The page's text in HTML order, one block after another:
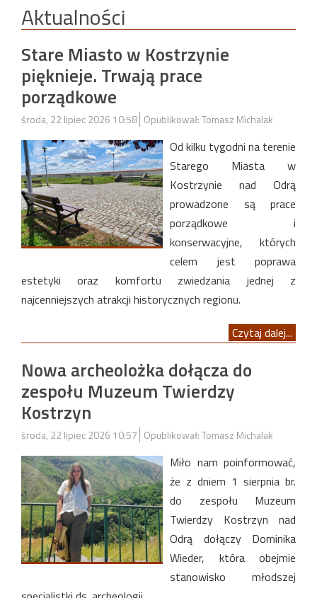
Aktualności
Stare Miasto w Kostrzynie
pięknieje. Trwają prace
porządkowe
środa, 22 lipiec 2026 10:58 Opublikował: Tomasz Michalak
Od kilku tygodni na terenie
Starego Miasta w
Kostrzynie nad Odrą
prowadzone są prace
porządkowe i
konserwacyjne, których
celem jest poprawa
estetyki oraz komfortu zwiedzania jednej z
najcenniejszych atrakcji historycznych regionu.
Czytaj dalej...
Nowa archeolożka dołącza do
zespołu Muzeum Twierdzy
Kostrzyn
środa, 22 lipiec 2026 10:57 Opublikował: Tomasz Michalak
Miło nam poinformować,
że z dniem 1 sierpnia br.
do zespołu Muzeum
Twierdzy Kostrzyn nad
Odrą dołączy Dominika
Wieder, która obejmie
stanowisko młodszej